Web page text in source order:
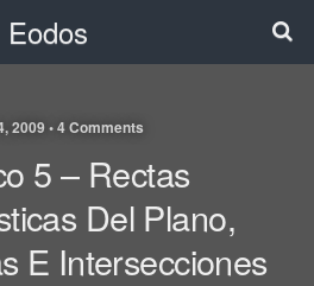
Eodos
2009 • 4 Comments
5 – Rectas
Del Plano,
E Intersecciones